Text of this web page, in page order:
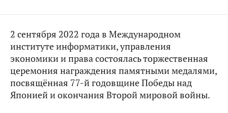
2 сентября 2022 года в Международном
институте информатики, управления
экономики и права состоялась торжественная
церемония награждения памятными медалями,
посвящённая 77-й годовщине Победы над
Японией и окончания Второй мировой войны.